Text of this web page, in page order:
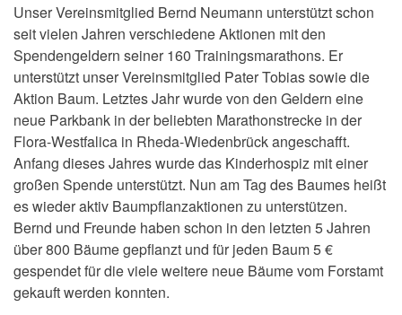
Unser Vereinsmitglied Bernd Neumann unterstützt schon
seit vielen Jahren verschiedene Aktionen mit den
Spendengeldern seiner 160 Trainingsmarathons. Er
unterstützt unser Vereinsmitglied Pater Tobias sowie die
Aktion Baum. Letztes Jahr wurde von den Geldern eine
neue Parkbank in der beliebten Marathonstrecke in der
Flora-Westfalica in Rheda-Wiedenbrück angeschafft.
Anfang dieses Jahres wurde das Kinderhospiz mit einer
großen Spende unterstützt. Nun am Tag des Baumes heißt
es wieder aktiv Baumpflanzaktionen zu unterstützen.
Bernd und Freunde haben schon in den letzten 5 Jahren
über 800 Bäume gepflanzt und für jeden Baum 5 €
gespendet für die viele weitere neue Bäume vom Forstamt
gekauft werden konnten.